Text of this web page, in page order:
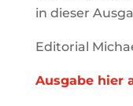
in dieser
Editorial
Ausgabe hier